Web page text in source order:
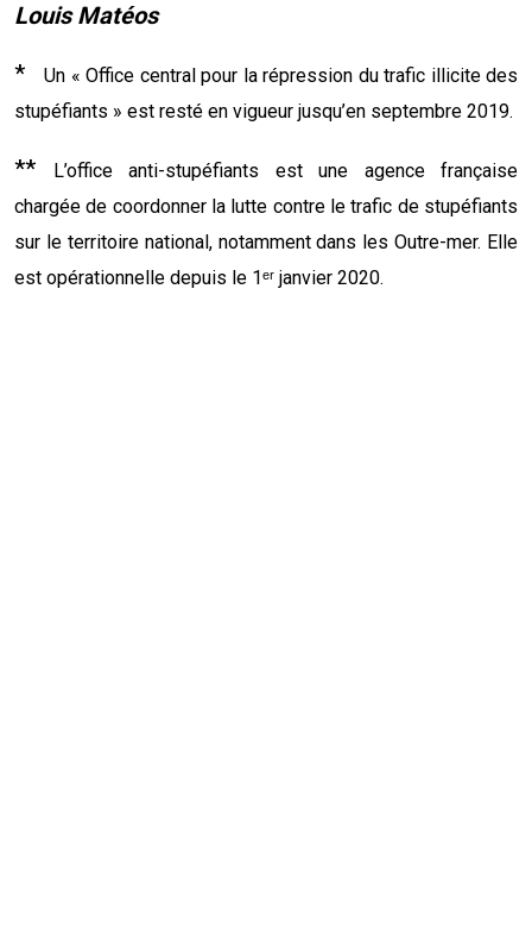
Louis Matéos
*Un « Office central pour la répression du trafic illicite des
stupéfiants » est resté en vigueur jusqu’en septembre 2019.
**
L’office anti-stupéfiants est une agence française
chargée de coordonner la lutte contre le trafic de stupéfiants
sur le territoire national, notamment dans les Outre-mer. Elle
est opérationnelle depuis le 1ᵉʳ janvier 2020.